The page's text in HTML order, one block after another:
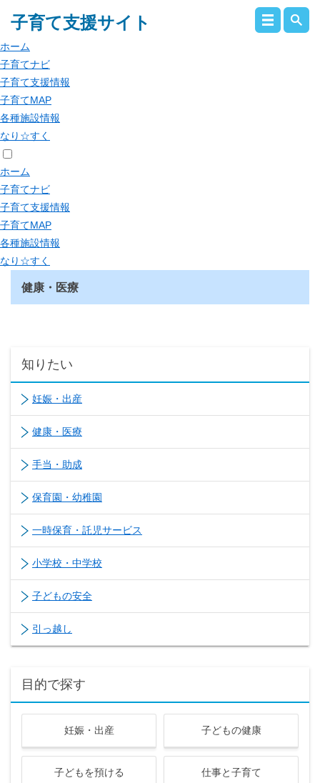
子育て支援サイト
ホーム
子育てナビ
子育て支援情報
子育てMAP
各種施設情報
なり☆すく
ホーム
子育てナビ
子育て支援情報
子育てMAP
各種施設情報
なり☆すく
健康・医療
知りたい
妊娠・出産
健康・医療
手当・助成
保育園・幼稚園
一時保育・託児サービス
小学校・中学校
子どもの安全
引っ越し
目的で探す
妊娠・出産 子どもの健康
子どもを預ける 仕事と子育て